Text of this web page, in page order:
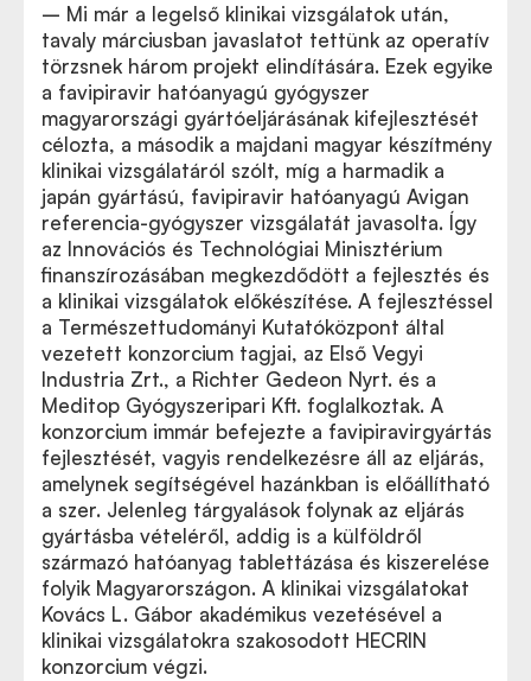
– Mi már a legelső klinikai vizsgálatok után,
tavaly márciusban javaslatot tettünk az operatív
törzsnek három projekt elindítására. Ezek egyike
a favipiravir hatóanyagú gyógyszer
magyarországi gyártóeljárásának kifejlesztését
célozta, a második a majdani magyar készítmény
klinikai vizsgálatáról szólt, míg a harmadik a
japán gyártású, favipiravir hatóanyagú Avigan
referencia-gyógyszer vizsgálatát javasolta. Így
az Innovációs és Technológiai Minisztérium
finanszírozásában megkezdődött a fejlesztés és
a klinikai vizsgálatok előkészítése. A fejlesztéssel
a Természettudományi Kutatóközpont által
vezetett konzorcium tagjai, az Első Vegyi
Industria Zrt., a Richter Gedeon Nyrt. és a
Meditop Gyógyszeripari Kft. foglalkoztak. A
konzorcium immár befejezte a favipiravirgyártás
fejlesztését, vagyis rendelkezésre áll az eljárás,
amelynek segítségével hazánkban is előállítható
a szer. Jelenleg tárgyalások folynak az eljárás
gyártásba vételéről, addig is a külföldről
származó hatóanyag tablettázása és kiszerelése
folyik Magyarországon. A klinikai vizsgálatokat
Kovács L. Gábor akadémikus vezetésével a
klinikai vizsgálatokra szakosodott HECRIN
konzorcium végzi.